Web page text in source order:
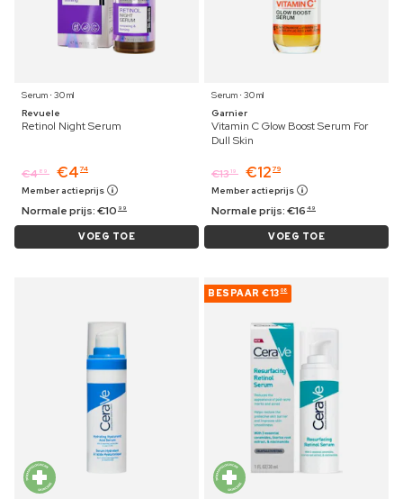
Serum ⋅ 30 ml
Revuele
Retinol Night Serum
€4 89 €4 74
Member actieprijs
Normale prijs:€10 99
VOEG TOE
Serum ⋅ 30 ml
Garnier
Vitamin C Glow Boost Serum For
Dull Skin
€1319 €12 79
Member actieprijs
Normale prijs:€16 49
VOEG TOE
BESPAAR €13 08